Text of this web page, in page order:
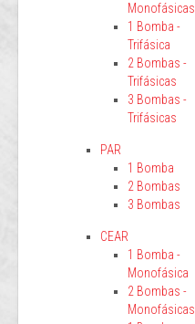
Monofásicas
1 Bomba -
Trifásica
2 Bombas -
Trifásicas
3 Bombas -
Trifásicas
PAR
1 Bomba
2 Bombas
3 Bombas
CEAR
1 Bomba -
Monofásica
2 Bombas -
Monofásicas